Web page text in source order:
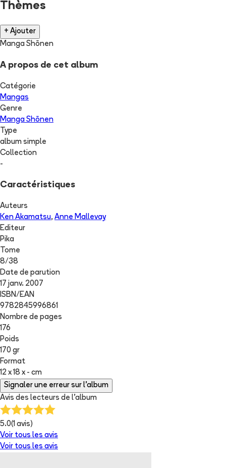
Thèmes
+ Ajouter
Manga Shōnen
A propos de cet album
Catégorie
Mangas
Genre
Manga Shōnen
Type
album simple
Collection
-
Caractéristiques
Auteurs
Ken Akamatsu, Anne Mallevay
Editeur
Pika
Tome
8/38
Date de parution
17 janv. 2007
ISBN/EAN
9782845996861
Nombre de pages
176
Poids
170 gr
Format
12 x 18 x - cm
Signaler une erreur sur l'album
Avis des lecteurs de l'album
5.0(1 avis)
Voir tous les avis
Voir tous les avis